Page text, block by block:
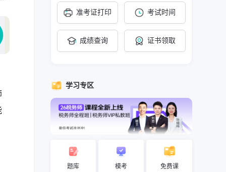
准考证打印 考试时间
成绩查询 证书领取
学习专区
题库 模考 免费课